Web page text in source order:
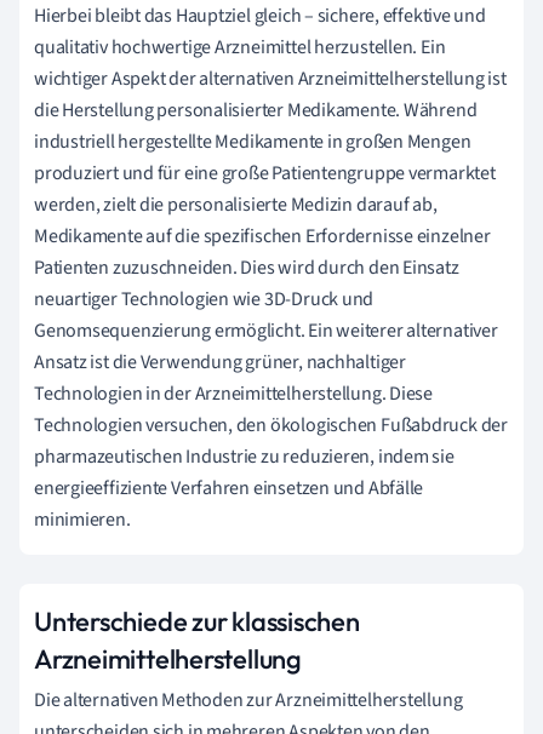
Hierbei bleibt das Hauptziel gleich – sichere, effektive und
qualitativ hochwertige Arzneimittel herzustellen. Ein
wichtiger Aspekt der alternativen Arzneimittelherstellung ist
die Herstellung personalisierter Medikamente. Während
industriell hergestellte Medikamente in großen Mengen
produziert und für eine große Patientengruppe vermarktet
werden, zielt die personalisierte Medizin darauf ab,
Medikamente auf die spezifischen Erfordernisse einzelner
Patienten zuzuschneiden. Dies wird durch den Einsatz
neuartiger Technologien wie 3D-Druck und
Genomsequenzierung ermöglicht. Ein weiterer alternativer
Ansatz ist die Verwendung grüner, nachhaltiger
Technologien in der Arzneimittelherstellung. Diese
Technologien versuchen, den ökologischen Fußabdruck der
pharmazeutischen Industrie zu reduzieren, indem sie
energieeffiziente Verfahren einsetzen und Abfälle
minimieren.
Unterschiede zur klassischen
Arzneimittelherstellung
Die alternativen Methoden zur Arzneimittelherstellung